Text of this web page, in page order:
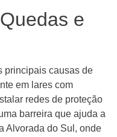
e
principais causas de
em lares com
redes de proteção
barreira que ajuda a
Alvorada do Sul, onde